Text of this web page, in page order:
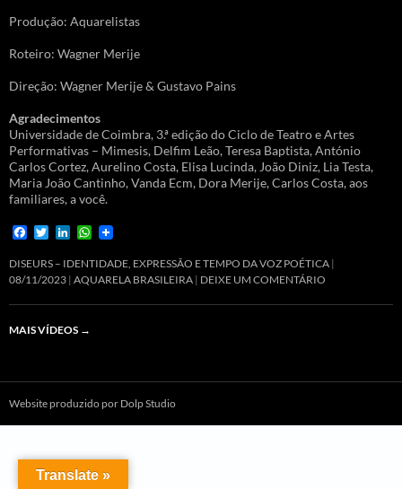
Produção: Aquarelistas
Roteiro: Wagner Merije
Direção: Wagner Merije & Gustavo Pains
Agradecimentos
Universidade de Coimbra, 3.ª edição do Ciclo de Teatro e Artes
Performativas – Mimesis, Delfim Leão, Teresa Baptista, António
Carlos Cortez, Aurelino Costa, Elisa Lucinda, João Diniz, Lia Testa,
Maria João Cantinho, Vanda Ecm, Dora Merije, Carlos Costa, aos
familiares, a você.
F
c
e
b
o
k
T
i
t
t
e
n
k
e
d
n
W
a
t
s
A
DISEURS – IDENTIDADE, EXPRESSÃO E TEMPO DA VOZ POÉTICA
08/11/2023 AQUARELA BRASILEIRA DEIXE UM COMENTÁRIO
MAIS VÍDEOS →
Website produzido por Dolp Studio
Translate »